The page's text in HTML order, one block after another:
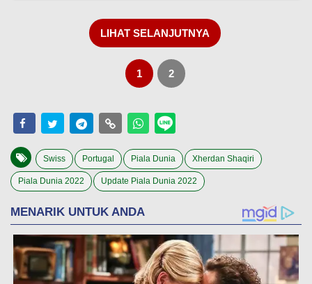
LIHAT SELANJUTNYA
1 2
Swiss Portugal Piala Dunia Xherdan Shaqiri
Piala Dunia 2022 Update Piala Dunia 2022